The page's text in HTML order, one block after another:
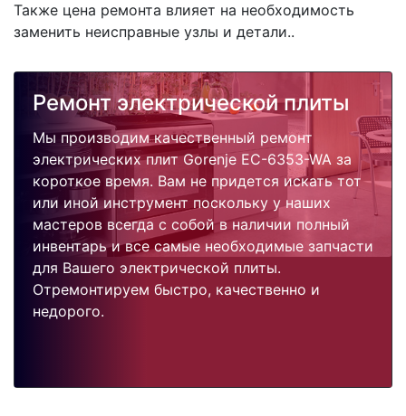
Также цена ремонта влияет на необходимость
заменить неисправные узлы и детали..
Ремонт электрической плиты
Мы производим качественный ремонт
электрических плит Gorenje EC-6353-WA за
короткое время. Вам не придется искать тот
или иной инструмент поскольку у наших
мастеров всегда с собой в наличии полный
инвентарь и все самые необходимые запчасти
для Вашего электрической плиты.
Отремонтируем быстро, качественно и
недорого.